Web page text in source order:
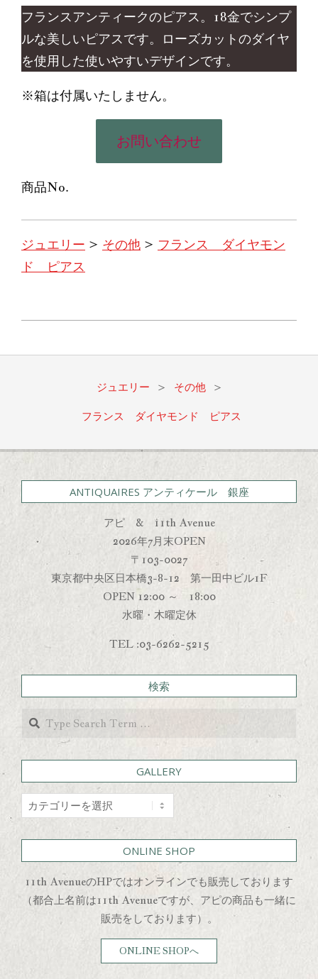
フランスアンティークのピアス。18金でシンプ
ルな美しいピアスです。ローズカットのダイヤ
を使用した使いやすいデザインです。
※箱は付属いたしません。
お問い合わせ
商品No.
ジュエリー > その他 > フランス ダイヤモン
ド ピアス
03-
ジュエリー > その他 >
フランス ダイヤモンド ピアス
ANTIQUAIRES アンティケール 銀座
アピ & 11th Avenue
2026年7月末OPEN
〒103-0027
東京都中央区日本橋3-8-12 第一田中ビル1F
OPEN 12:00 ～ 18:00
水曜・木曜定休
TEL :03-6262-5215
検索
Search
GALLERY
GALLERY
ONLINE SHOP
11th AvenueのHPではオンラインでも販売しております
（都合上名前は11th Avenueですが、アピの商品も一緒に
販売をしております）。
ONLINE SHOPへ